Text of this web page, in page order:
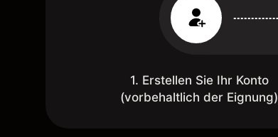
1. Erstellen Sie Ihr Konto
(vorbehaltlich der Eignung)